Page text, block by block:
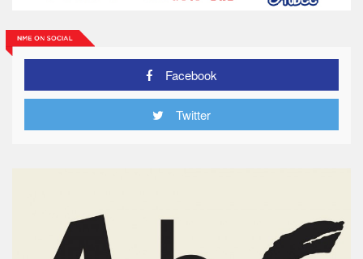
Facebook
Twitter